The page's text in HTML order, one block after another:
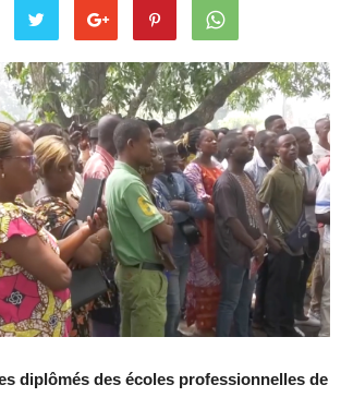
diplômés des écoles professionnelles de